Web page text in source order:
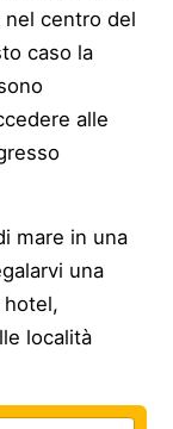
nel centro del
caso la
alle
mare in una
una
località